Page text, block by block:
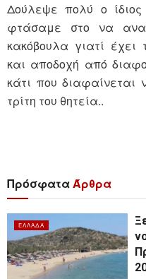
Δούλεψε πολύ ο
φτάσαμε στο να
κακόβουλα γιατί
και αποδοχή από
κάτι που διαφαίνεται
τρίτη του θητεία..
ΠρόσφαταΆρθρα
ΕΛΛΆΔΑ